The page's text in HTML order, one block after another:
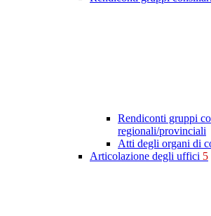
Rendiconti gruppi
regionali/provinciali
Atti degli organi di
Articolazione degli uffici 5